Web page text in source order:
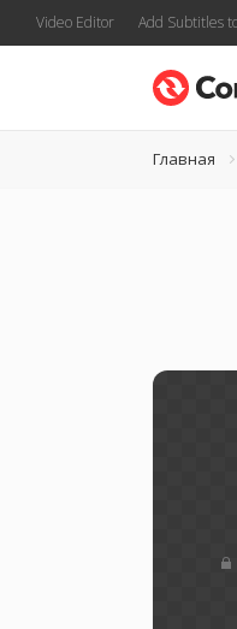
Video Editor Add Subtitles
Главная